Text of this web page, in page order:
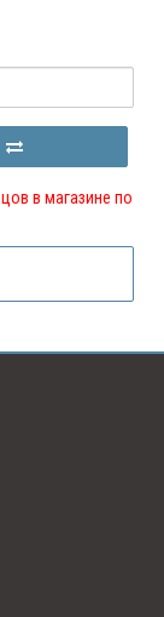
в магазине по